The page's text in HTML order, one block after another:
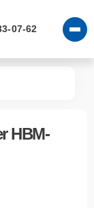
07-62
HBM-